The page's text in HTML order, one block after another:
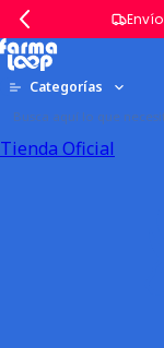
Envío
Categorías
Tienda Oficial